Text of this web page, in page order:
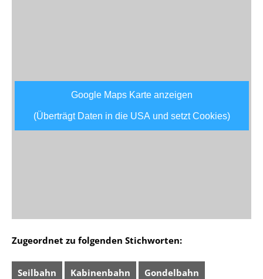
Google Maps Karte anzeigen
(Überträgt Daten in die USA und setzt Cookies)
Zugeordnet zu folgenden Stichworten:
Seilbahn Kabinenbahn Gondelbahn